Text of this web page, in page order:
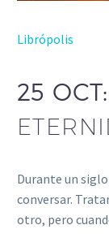
Librópolis
25
Durante un
conversar.
otro, pero